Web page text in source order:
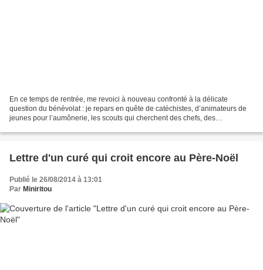
En ce temps de rentrée, me revoici à nouveau confronté à la délicate
question du bénévolat : je repars en quête de catéchistes, d’animateurs de
jeunes pour l’aumônerie, les scouts qui cherchent des chefs, des
Lettre d'un curé qui croit encore au Père-Noël
Publié le 26/08/2014 à 13:01
Par Miniritou